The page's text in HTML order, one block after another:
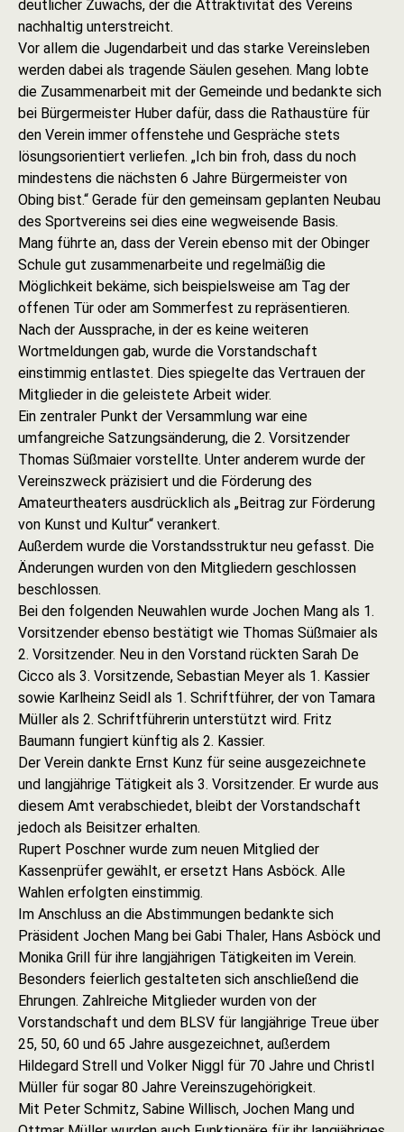
deutlicher Zuwachs, der die Attraktivität des Vereins
nachhaltig unterstreicht.
Vor allem die Jugendarbeit und das starke Vereinsleben
werden dabei als tragende Säulen gesehen. Mang lobte
die Zusammenarbeit mit der Gemeinde und bedankte sich
bei Bürgermeister Huber dafür, dass die Rathaustüre für
den Verein immer offenstehe und Gespräche stets
lösungsorientiert verliefen. „Ich bin froh, dass du noch
mindestens die nächsten 6 Jahre Bürgermeister von
Obing bist.“ Gerade für den gemeinsam geplanten Neubau
des Sportvereins sei dies eine wegweisende Basis.
Mang führte an, dass der Verein ebenso mit der Obinger
Schule gut zusammenarbeite und regelmäßig die
Möglichkeit bekäme, sich beispielsweise am Tag der
offenen Tür oder am Sommerfest zu repräsentieren.
Nach der Aussprache, in der es keine weiteren
Wortmeldungen gab, wurde die Vorstandschaft
einstimmig entlastet. Dies spiegelte das Vertrauen der
Mitglieder in die geleistete Arbeit wider.
Ein zentraler Punkt der Versammlung war eine
umfangreiche Satzungsänderung, die 2. Vorsitzender
Thomas Süßmaier vorstellte. Unter anderem wurde der
Vereinszweck präzisiert und die Förderung des
Amateurtheaters ausdrücklich als „Beitrag zur Förderung
von Kunst und Kultur“ verankert.
Außerdem wurde die Vorstandsstruktur neu gefasst. Die
Änderungen wurden von den Mitgliedern geschlossen
beschlossen.
Bei den folgenden Neuwahlen wurde Jochen Mang als 1.
Vorsitzender ebenso bestätigt wie Thomas Süßmaier als
2. Vorsitzender. Neu in den Vorstand rückten Sarah De
Cicco als 3. Vorsitzende, Sebastian Meyer als 1. Kassier
sowie Karlheinz Seidl als 1. Schriftführer, der von Tamara
Müller als 2. Schriftführerin unterstützt wird. Fritz
Baumann fungiert künftig als 2. Kassier.
Der Verein dankte Ernst Kunz für seine ausgezeichnete
und langjährige Tätigkeit als 3. Vorsitzender. Er wurde aus
diesem Amt verabschiedet, bleibt der Vorstandschaft
jedoch als Beisitzer erhalten.
Rupert Poschner wurde zum neuen Mitglied der
Kassenprüfer gewählt, er ersetzt Hans Asböck. Alle
Wahlen erfolgten einstimmig.
Im Anschluss an die Abstimmungen bedankte sich
Präsident Jochen Mang bei Gabi Thaler, Hans Asböck und
Monika Grill für ihre langjährigen Tätigkeiten im Verein.
Besonders feierlich gestalteten sich anschließend die
Ehrungen. Zahlreiche Mitglieder wurden von der
Vorstandschaft und dem BLSV für langjährige Treue über
25, 50, 60 und 65 Jahre ausgezeichnet, außerdem
Hildegard Strell und Volker Niggl für 70 Jahre und Christl
Müller für sogar 80 Jahre Vereinszugehörigkeit.
Mit Peter Schmitz, Sabine Willisch, Jochen Mang und